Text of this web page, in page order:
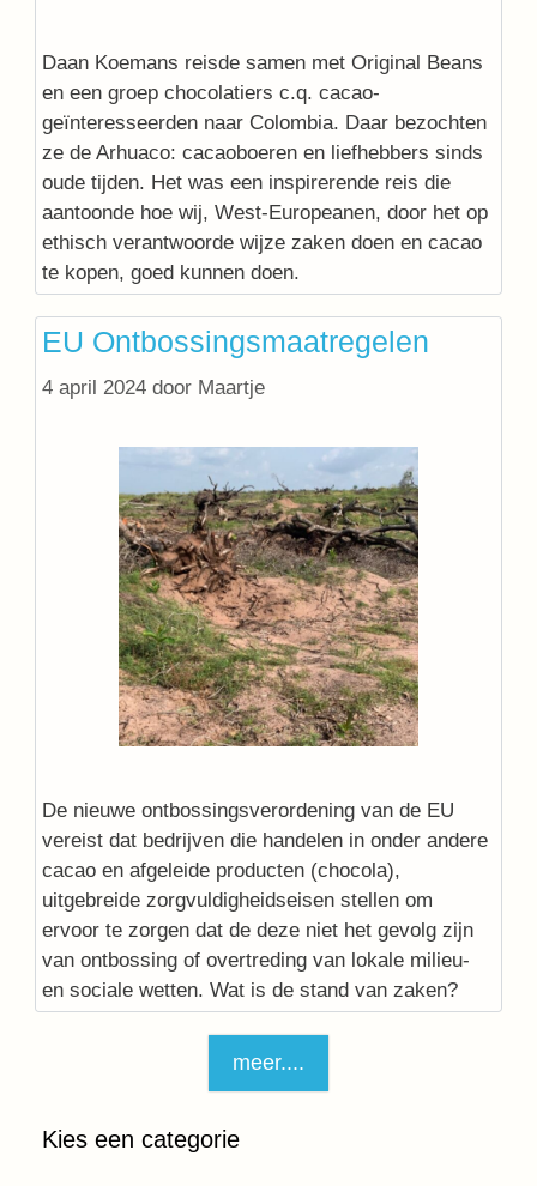
Daan Koemans reisde samen met Original Beans
en een groep chocolatiers c.q. cacao-
geïnteresseerden naar Colombia. Daar bezochten
ze de Arhuaco: cacaoboeren en liefhebbers sinds
oude tijden. Het was een inspirerende reis die
aantoonde hoe wij, West-Europeanen, door het op
ethisch verantwoorde wijze zaken doen en cacao
te kopen, goed kunnen doen.
EU Ontbossingsmaatregelen
4 april 2024 door Maartje
De nieuwe ontbossingsverordening van de EU
vereist dat bedrijven die handelen in onder andere
cacao en afgeleide producten (chocola),
uitgebreide zorgvuldigheidseisen stellen om
ervoor te zorgen dat de deze niet het gevolg zijn
van ontbossing of overtreding van lokale milieu-
en sociale wetten. Wat is de stand van zaken?
meer....
Kies een categorie